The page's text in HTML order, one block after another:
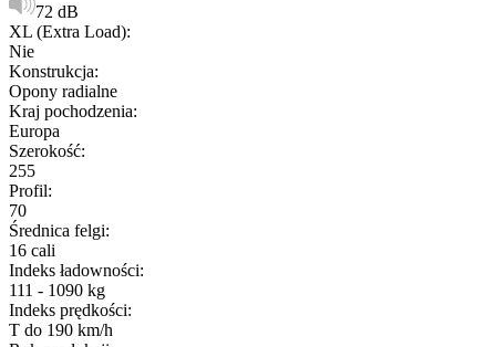
72 dB
XL (Extra Load):
Nie
Konstrukcja:
Opony radialne
Kraj pochodzenia:
Europa
Szerokość:
255
Profil:
70
Średnica felgi:
16 cali
Indeks ładowności:
111 - 1090 kg
Indeks prędkości:
T do 190 km/h